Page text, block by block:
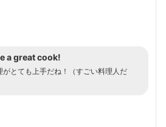
a great cook!
がとても上手だね！（すごい料理人だ